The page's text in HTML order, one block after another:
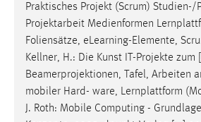
Praktisches Projekt (Scrum) Studien-/
Projektarbeit Medienformen
Foliensätze, eLearning-Elemente,
Kellner, H.: Die Kunst IT-Projekte zum
Beamerprojektionen, Tafel, Arbeiten
mobiler Hard- ware, Lernplattform (
J. Roth: Mobile Computing -